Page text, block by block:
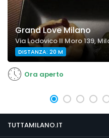
Grand Love Milano
Via Lodovico Il Moro 139,
DISTANZA: 20 M
Ora aperto
TUTTAMILANO.IT